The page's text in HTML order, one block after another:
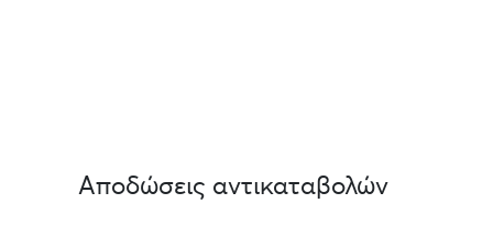
Αποδώσεις αντικαταβολών